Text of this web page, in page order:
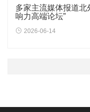
多家主流媒体报道北
响力高端论坛”
2026-06-14